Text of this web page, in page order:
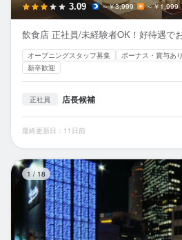
3.09 ～￥3,999 ～￥1,999
飲食店 正社員/未経験者OK！好待遇で
オープニングスタッフ募集 ボーナス・賞与あり
新卒歓迎
正社員 店長候補
最終更新日：11日前
1 / 18